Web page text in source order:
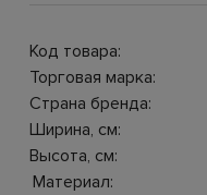
Код товара:
Торговая марка:
Страна бренда:
Ширина, см:
Высота, см:
Материал: